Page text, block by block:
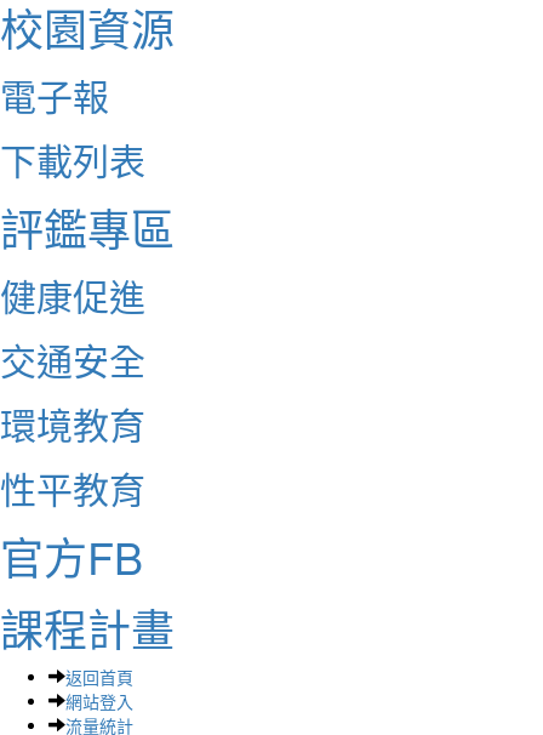
校園資源
電子報
下載列表
評鑑專區
健康促進
交通安全
環境教育
性平教育
官方FB
課程計畫
返回首頁
網站登入
流量統計